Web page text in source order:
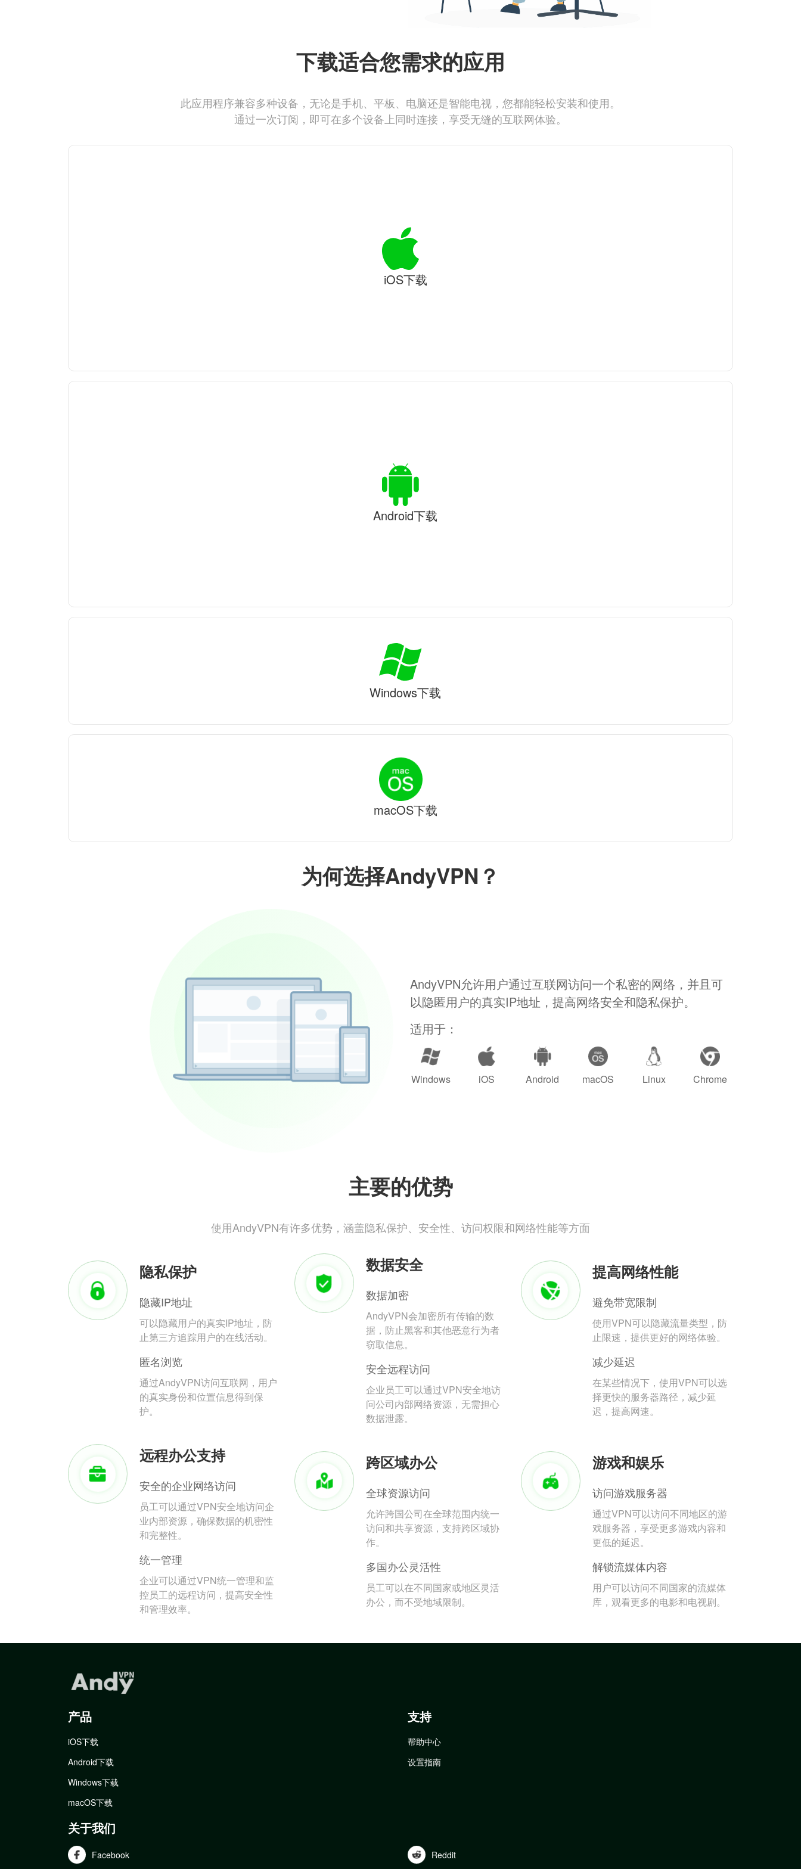
为何选择AndyVPN？
AndyVPN允许用户通过互联网访问一个私密的网络，并且可
以隐匿用户的真实IP地址，提高网络安全和隐私保护。
适用于：
Windows iOS Android macOS Linux Chrome
主要的优势
使用AndyVPN有许多优势，涵盖隐私保护、安全性、访问权限和网络性能等方面
隐私保护
隐藏IP地址
可以隐藏用户的真实IP地址，防
止第三方追踪用户的在线活动。
匿名浏览
通过AndyVPN访问互联网，用户
的真实身份和位置信息得到保
护。
数据安全
数据加密
AndyVPN会加密所有传输的数
据，防止黑客和其他恶意行为者
窃取信息。
安全远程访问
企业员工可以通过VPN安全地访
问公司内部网络资源，无需担心
数据泄露。
提高网络性能
避免带宽限制
使用VPN可以隐藏流量类型，防
止限速，提供更好的网络体验。
减少延迟
在某些情况下，使用VPN可以选
择更快的服务器路径，减少延
迟，提高网速。
远程办公支持
安全的企业网络访问
员工可以通过VPN安全地访问企
业内部资源，确保数据的机密性
和完整性。
统一管理
企业可以通过VPN统一管理和监
控员工的远程访问，提高安全性
和管理效率。
跨区域办公
全球资源访问
允许跨国公司在全球范围内统一
访问和共享资源，支持跨区域协
作。
多国办公灵活性
员工可以在不同国家或地区灵活
办公，而不受地域限制。
游戏和娱乐
访问游戏服务器
通过VPN可以访问不同地区的游
戏服务器，享受更多游戏内容和
更低的延迟。
解锁流媒体内容
用户可以访问不同国家的流媒体
库，观看更多的电影和电视剧。
下载适合您需求的应用
此应用程序兼容多种设备，无论是手机、平板、电脑还是智能电视，您都能轻松安装和使用。
通过一次订阅，即可在多个设备上同时连接，享受无缝的互联网体验。
iOS下载
Android下载
Windows下载
macOS下载
产品
iOS下载
Android下载
Windows下载
macOS下载
支持
帮助中心
设置指南
关于我们
Facebook Reddit